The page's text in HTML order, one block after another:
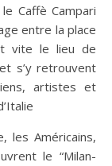
Caffè Campari
entre la place
vite le lieu de
s’y retrouvent
artistes et
les Américains,
le “Milan-